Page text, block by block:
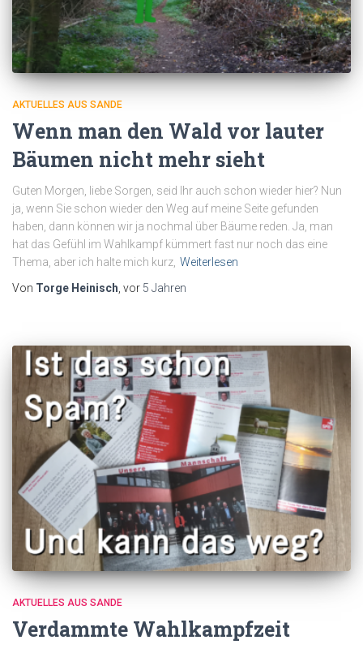
AKTUELLES AUS SANDE
Wenn man den Wald vor lauter
Bäumen nicht mehr sieht
Guten Morgen, liebe Sorgen, seid Ihr auch schon wieder hier? Nun
ja, wenn Sie schon wieder den Weg auf meine Seite gefunden
haben, dann können wir ja nochmal über Bäume reden. Ja, man
hat das Gefühl im Wahlkampf kümmert fast nur noch das eine
Thema, aber ich halte mich kurz, Weiterlesen
Von Torge Heinisch , vor 5 Jahren
AKTUELLES AUS SANDE
Verdammte Wahlkampfzeit